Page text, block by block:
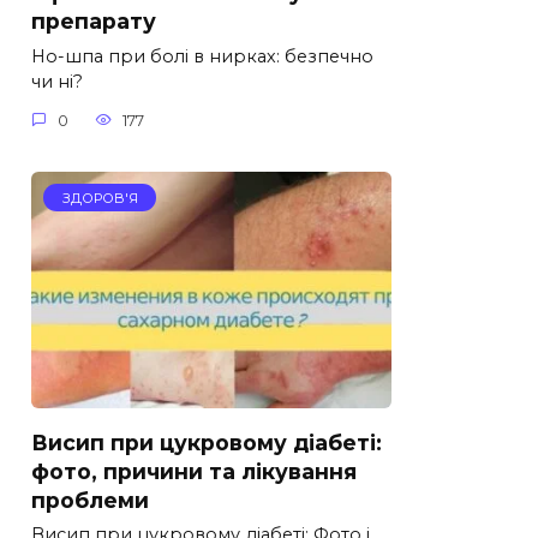
препарату
Но-шпа при болі в нирках: безпечно
чи ні?
0 177
ЗДОРОВ'Я
Висип при цукровому діабеті:
фото, причини та лікування
проблеми